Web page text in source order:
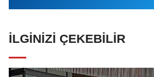
İLGINIZI ÇEKEBILIR